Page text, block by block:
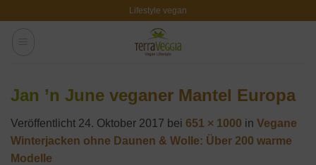
Lifestyle vegan
Jan ’n June veganer Mantel Europa
Veröffentlicht 24. Oktober 2017 bei 651 × 1000 in Vegane
Winterjacken ohne Daunen & Wolle: Über 200 warme
Modelle